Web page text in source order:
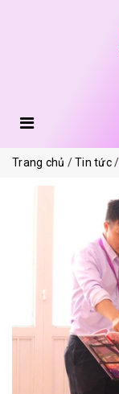
Trang chủ Tin tức